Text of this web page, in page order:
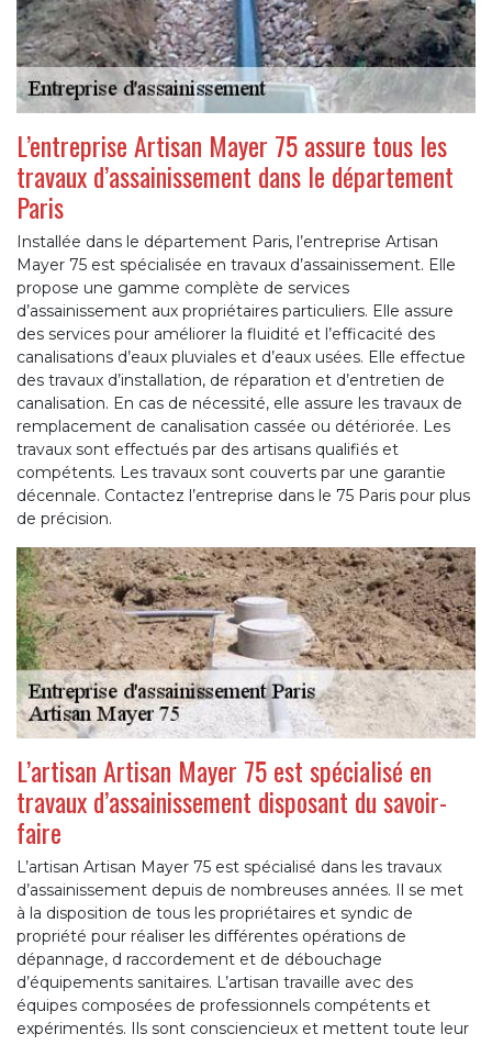
L’entreprise Artisan Mayer 75 assure tous les
travaux d’assainissement dans le département
Paris
Installée dans le département Paris, l’entreprise Artisan
Mayer 75 est spécialisée en travaux d’assainissement. Elle
propose une gamme complète de services
d’assainissement aux propriétaires particuliers. Elle assure
des services pour améliorer la fluidité et l’efficacité des
canalisations d’eaux pluviales et d’eaux usées. Elle effectue
des travaux d’installation, de réparation et d’entretien de
canalisation. En cas de nécessité, elle assure les travaux de
remplacement de canalisation cassée ou détériorée. Les
travaux sont effectués par des artisans qualifiés et
compétents. Les travaux sont couverts par une garantie
décennale. Contactez l’entreprise dans le 75 Paris pour plus
de précision.
L’artisan Artisan Mayer 75 est spécialisé en
travaux d’assainissement disposant du savoir-
faire
L’artisan Artisan Mayer 75 est spécialisé dans les travaux
d’assainissement depuis de nombreuses années. Il se met
à la disposition de tous les propriétaires et syndic de
propriété pour réaliser les différentes opérations de
dépannage, d raccordement et de débouchage
d’équipements sanitaires. L’artisan travaille avec des
équipes composées de professionnels compétents et
expérimentés. Ils sont consciencieux et mettent toute leur